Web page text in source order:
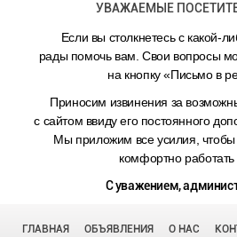
УВАЖАЕМЫЕ
Если вы столкнетесь с какой-
рады помочь вам. Свои вопросы
на кнопку «Письмо в
Приносим извинения за
с сайтом ввиду его постоянного
Мы приложим все усилия,
комфортно
С уважением,
ГЛАВНАЯ ОБЪЯВЛЕНИЯ О НАС